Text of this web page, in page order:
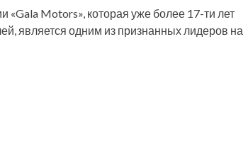
«Gala Motors», которая уже более 17-ти лет
является одним из признанных лидеров на